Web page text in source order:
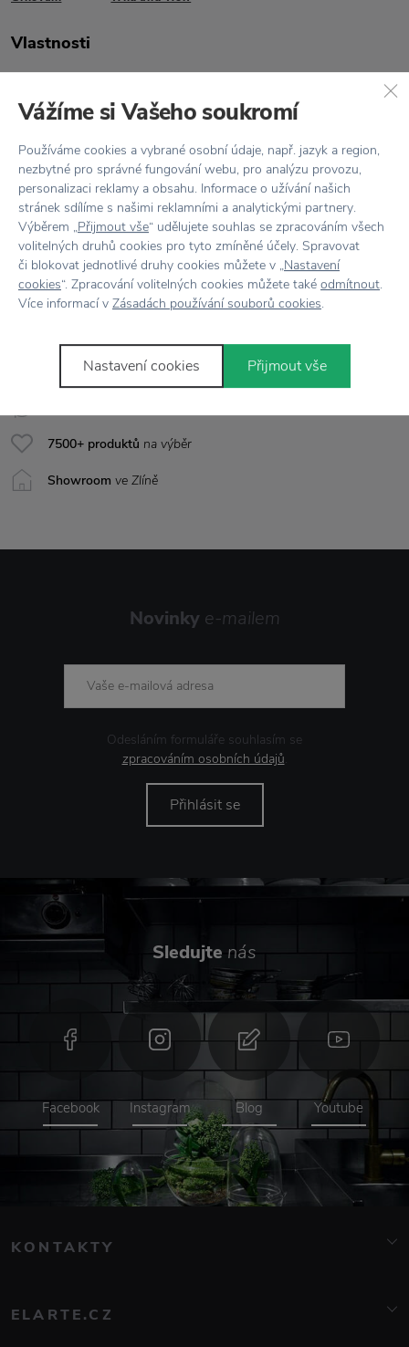
Doprava zdarmanad 2 000 Kč
7500+ produktů na výběr
Showroom ve Zlíně
Vlastnosti
GEN075
Kolekce GENTLEMAN'S HARDWARE
Materiál
Rozměr Šířka 8 cm x délka 32 cm x výška 22 cm
Novinky e-mailem
Odesláním formuláře souhlasím se
zpracováním osobních údajů.
Přihlásit se
Sledujte nás
Facebook Instagram Blog Youtube
KONTAKTY
776 081 000
ELARTE.CZ
Vážíme si Vašeho soukromí
Používáme cookies a vybrané osobní údaje, např. jazyk a region,
nezbytné pro správné fungování webu, pro analýzu provozu,
personalizaci reklamy a obsahu. Informace o užívání našich
stránek sdílíme s našimi reklamními a analytickými partnery.
Výběrem „Přijmout vše“ udělujete souhlas se zpracováním všech
volitelných druhů cookies pro tyto zmíněné účely. Spravovat
či blokovat jednotlivé druhy cookies můžete v „Nastavení
cookies“. Zpracování volitelných cookies můžete také odmítnout.
Více informací v Zásadách používání souborů cookies.
Nastavení cookies Přijmout vše